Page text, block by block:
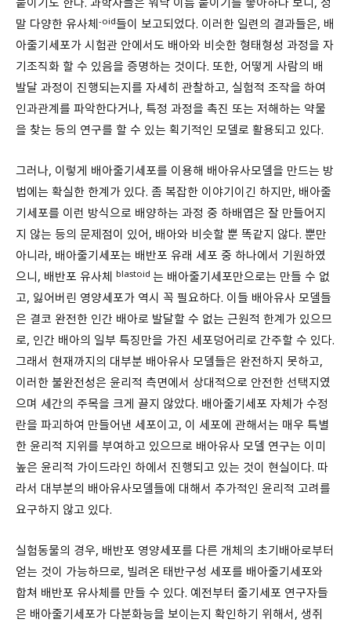
말 다양한 유사체-oid들이 보고되었다. 이러한 일련의 결과들은, 배
아줄기세포가 시험관 안에서도 배아와 비슷한 형태형성 과정을 자
기조직화 할 수 있음을 증명하는 것이다. 또한, 어떻게 사람의 배
발달 과정이 진행되는지를 자세히 관찰하고, 실험적 조작을 하여
인과관계를 파악한다거나, 특정 과정을 촉진 또는 저해하는 약물
을 찾는 등의 연구를 할 수 있는 획기적인 모델로 활용되고 있다.
그러나, 이렇게 배아줄기세포를 이용해 배아유사모델을 만드는 방
법에는 확실한 한계가 있다. 좀 복잡한 이야기이긴 하지만, 배아줄
기세포를 이런 방식으로 배양하는 과정 중 하배엽은 잘 만들어지
지 않는 등의 문제점이 있어, 배아와 비슷할 뿐 똑같지 않다. 뿐만
아니라, 배아줄기세포는 배반포 유래 세포 중 하나에서 기원하였
으니, 배반포 유사체 blastoid 는 배아줄기세포만으로는 만들 수 없
고, 잃어버린 영양세포가 역시 꼭 필요하다. 이들 배아유사 모델들
은 결코 완전한 인간 배아로 발달할 수 없는 근원적 한계가 있으므
로, 인간 배아의 일부 특징만을 가진 세포덩어리로 간주할 수 있다.
그래서 현재까지의 대부분 배아유사 모델들은 완전하지 못하고,
이러한 불완전성은 윤리적 측면에서 상대적으로 안전한 선택지였
으며 세간의 주목을 크게 끌지 않았다. 배아줄기세포 자체가 수정
란을 파괴하여 만들어낸 세포이고, 이 세포에 관해서는 매우 특별
한 윤리적 지위를 부여하고 있으므로 배아유사 모델 연구는 이미
높은 윤리적 가이드라인 하에서 진행되고 있는 것이 현실이다. 따
라서 대부분의 배아유사모델들에 대해서 추가적인 윤리적 고려를
요구하지 않고 있다.
실험동물의 경우, 배반포 영양세포를 다른 개체의 초기배아로부터
얻는 것이 가능하므로, 빌려온 태반구성 세포를 배아줄기세포와
합쳐 배반포 유사체를 만들 수 있다. 예전부터 줄기세포 연구자들
은 배아줄기세포가 다분화능을 보이는지 확인하기 위해서, 생쥐